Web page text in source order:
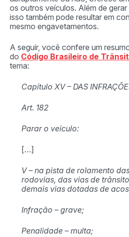
os outros veículos. Além de
isso também pode resultar em
mesmo engavetamentos.
A seguir, você confere um
do Código Brasileiro de
tema:
Capítulo XV – DAS
Art. 182
Parar o veículo:
[…]
V – na pista de rolamento
rodovias, das vias de
demais vias dotadas de
Infração – grave;
Penalidade – multa;